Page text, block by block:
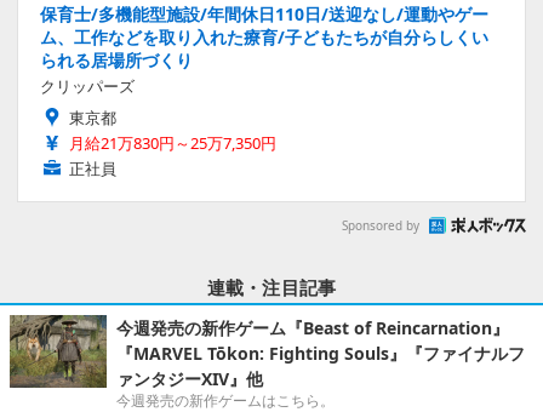
保育士/多機能型施設/年間休日110日/送迎なし/運動やゲー
ム、工作などを取り入れた療育/子どもたちが自分らしくい
られる居場所づくり
クリッパーズ
東京都
月給21万830円～25万7,350円
正社員
Sponsored by
連載・注目記事
今週発売の新作ゲーム『Beast of Reincarnation』
『MARVEL Tōkon: Fighting Souls』『ファイナルフ
ァンタジーXIV』他
今週発売の新作ゲームはこちら。